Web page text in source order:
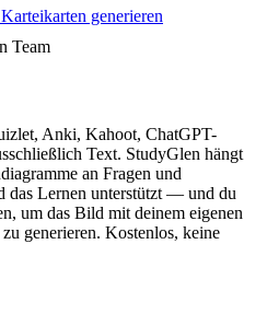
generieren
Team
Anki, Kahoot, ChatGPT-
Text. StudyGlen hängt
an Fragen und
das Lernen unterstützt — und du
um das Bild mit deinem eigenen
generieren. Kostenlos, keine